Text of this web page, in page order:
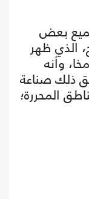
بعض
الذي ظهر
وأنه
ذلك صناعة
المحررة؛